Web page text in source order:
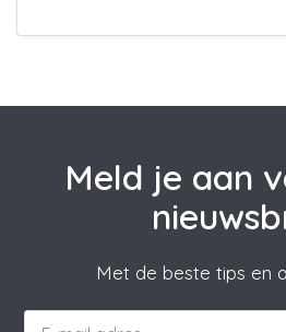
Meld je aan
Met de beste tips en